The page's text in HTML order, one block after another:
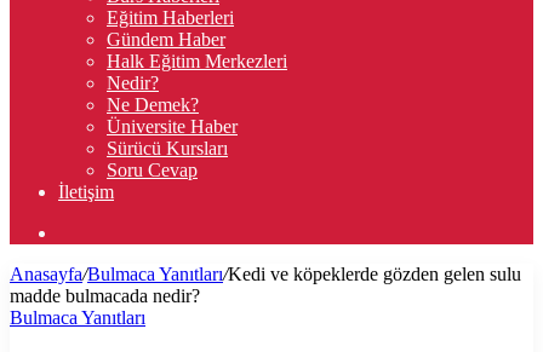
Eğitim Haberleri
Gündem Haber
Halk Eğitim Merkezleri
Nedir?
Ne Demek?
Üniversite Haber
Sürücü Kursları
Soru Cevap
İletişim
...
Anasayfa/Bulmaca Yanıtları/Kedi ve köpeklerde gözden gelen sulu
madde bulmacada nedir?
Bulmaca Yanıtları